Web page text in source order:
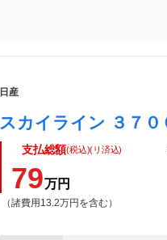
日産
支払総額(税込)(リ済込)
79万円
（諸費用13.2万円を含む）